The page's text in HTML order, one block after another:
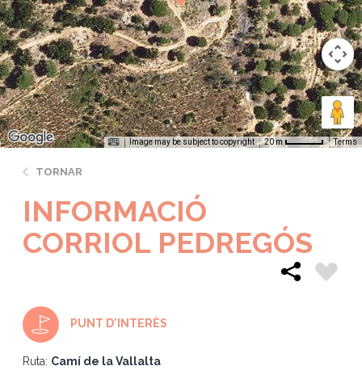
Image may be subject to copyright 20 m Terms
TORNAR
INFORMACIÓ
CORRIOL PEDREGÓS
PUNT D'INTERÈS
Ruta: Camí de la Vallalta